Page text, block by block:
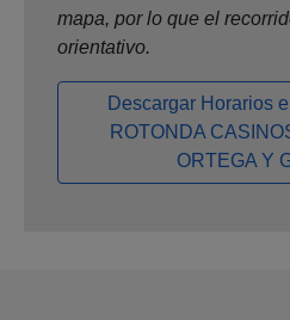
mapa, por lo que el
orientativo.
Descargar Horarios
ROTONDA
ORTEGA Y